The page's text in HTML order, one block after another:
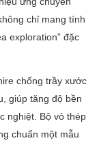
chỉ mang tính
exploration” đặc
chống trầy xước
giúp tăng độ bền
nghiệt. Bộ vỏ thép
chuẩn một mẫu